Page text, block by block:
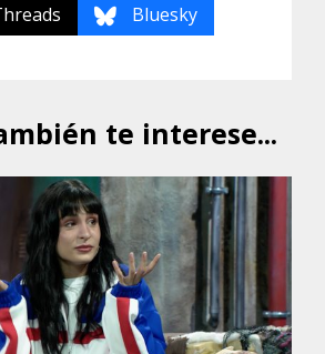
Bluesky
te interese...